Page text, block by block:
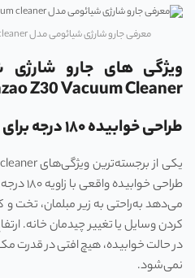
معرفی جارو شارژی شیائومی مدل Xiaomi Shunzao z20 vacuum cleaner
Z30 Vacuum Cleaner
طراحی خوابیده ۱۸۰ درجه برای دسترسی کامل:
طراحی
می‌دهد به‌راحتی به زیر مبلمان، تخت و
در حالت خوابیده، هیچ افتی در قدرت
نمی‌شود.